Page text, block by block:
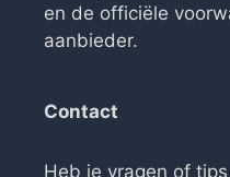
en de officiële
aanbieder.
Contact
Heb je vragen of